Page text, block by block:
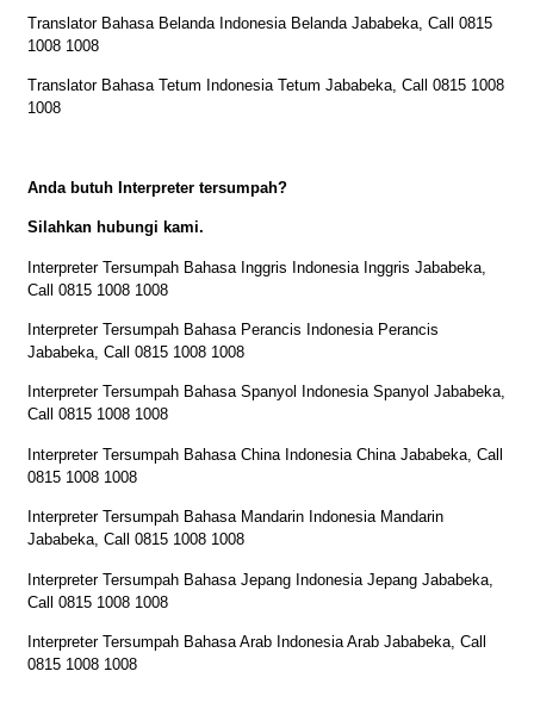
Translator Bahasa Belanda Indonesia Belanda Jababeka, Call 0815
1008 1008
Translator Bahasa Tetum Indonesia Tetum Jababeka, Call 0815 1008
1008
Anda butuh Interpreter tersumpah?
Silahkan hubungi kami.
Interpreter Tersumpah Bahasa Inggris Indonesia Inggris Jababeka,
Call 0815 1008 1008
Interpreter Tersumpah Bahasa Perancis Indonesia Perancis
Jababeka, Call 0815 1008 1008
Interpreter Tersumpah Bahasa Spanyol Indonesia Spanyol Jababeka,
Call 0815 1008 1008
Interpreter Tersumpah Bahasa China Indonesia China Jababeka, Call
0815 1008 1008
Interpreter Tersumpah Bahasa Mandarin Indonesia Mandarin
Jababeka, Call 0815 1008 1008
Interpreter Tersumpah Bahasa Jepang Indonesia Jepang Jababeka,
Call 0815 1008 1008
Interpreter Tersumpah Bahasa Arab Indonesia Arab Jababeka, Call
0815 1008 1008